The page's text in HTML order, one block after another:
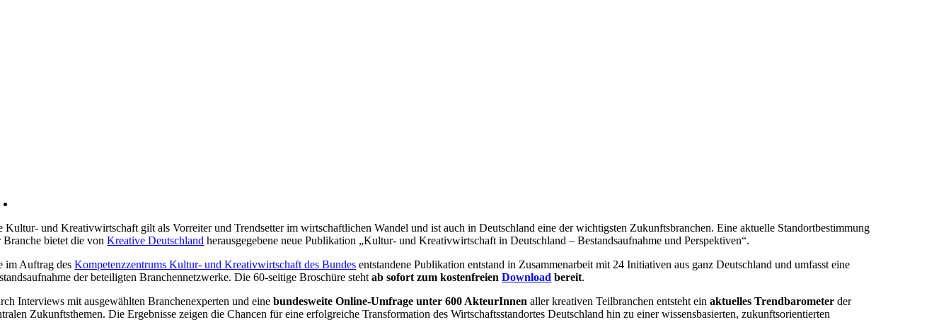
Kultur- undKreativwirtschaft gilt als Vorreiter und Trendsetter im wirtschaftlichenWandel und ist auch in Deutschland eine der wichtigsten Zukunftsbranchen. Eine aktuelle Standortbestimmung
Branche bietet die vonKreative Deutschland herausgegebene neuePublikation „Kultur- und Kreativwirtschaft in Deutschland – Bestandsaufnahme und Perspektiven“.
im Auftrag desKompetenzzentrums Kultur- und Kreativwirtschaft des Bundes entstandene Publikation entstand in Zusammenarbeit mit 24 Initiativen aus ganz Deutschland und umfasst eine
der beteiligten Branchennetzwerke. Die 60-seitige Broschüre stehtab sofort zum kostenfreienDownload bereit.
Interviews mit ausgewählten Branchenexperten und einebundesweite Online-Umfrage unter 600 AkteurInnenaller kreativen Teilbranchen entsteht einaktuelles Trendbarometer der
Zukunftsthemen. Die Ergebnisse zeigen die Chancen für eine erfolgreiche Transformation des Wirtschaftsstandortes Deutschland hin zu einer wissensbasierten, zukunftsorientierten